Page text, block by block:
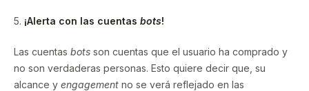
5. ¡Alerta con las cuentas bots!
Las cuentas bots son cuentas que el usuario ha comprado y
no son verdaderas personas. Esto quiere decir que, su
alcance y engagement no se verá reflejado en las